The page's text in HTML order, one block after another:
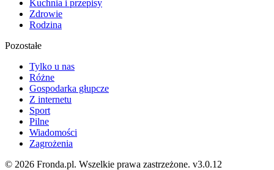
Kuchnia i przepisy
Zdrowie
Rodzina
Pozostałe
Tylko u nas
Różne
Gospodarka głupcze
Z internetu
Sport
Pilne
Wiadomości
Zagrożenia
© 2026 Fronda.pl. Wszelkie prawa zastrzeżone. v3.0.12